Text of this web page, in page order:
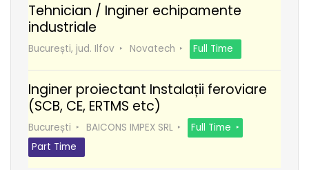
Tehnician / Inginer echipamente
industriale
București, jud. Ilfov Novatech Full Time
Inginer proiectant Instalații feroviare
(SCB, CE, ERTMS etc)
București BAICONS IMPEX SRL
Full Time
Part Time